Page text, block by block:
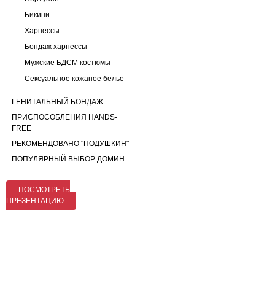
Бикини
Харнессы
Бондаж харнессы
Мужские БДСМ костюмы
Сексуальное кожаное белье
ГЕНИТАЛЬНЫЙ БОНДАЖ
ПРИСПОСОБЛЕНИЯ HANDS-
FREE
РЕКОМЕНДОВАНО "ПОДУШКИН"
ПОПУЛЯРНЫЙ ВЫБОР ДОМИН
ПОСМОТРЕТЬ
ПРЕЗЕНТАЦИЮ